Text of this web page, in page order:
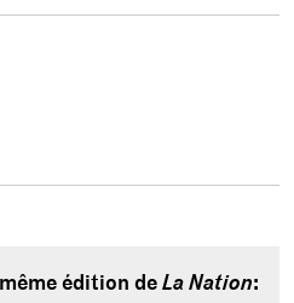
édition deLa Nation: